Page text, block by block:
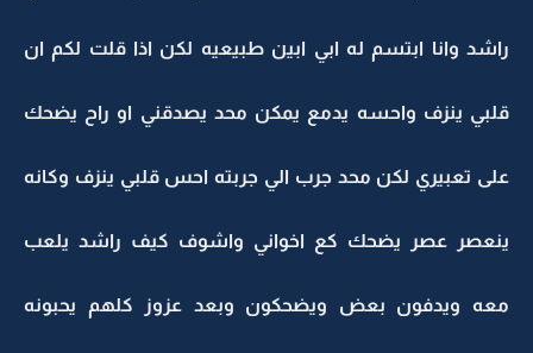
راشد وانا ابتسم له ابي ابين طبيعيه لكن اذا قلت لكم ان
قلبي ينزف واحسه يدمع يمكن محد يصدقني او راح يضحك
على تعبيري لكن محد جرب الي جربته احس قلبي ينزف وكانه
ينعصر عصر يضحك كع اخواني واشوف كيف راشد يلعب
معه ويدفون بعض ويضحكون وبعد عزوز كلهم يحبونه